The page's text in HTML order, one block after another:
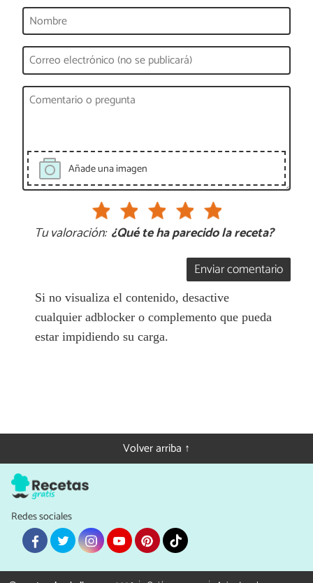
Añade una imagen
Tu valoración: ¿Qué te ha parecido la receta?
Enviar comentario
Si no visualiza el contenido, desactive
cualquier adblocker o complemento que pueda
estar impidiendo su carga.
Volver arriba ↑
Redes sociales